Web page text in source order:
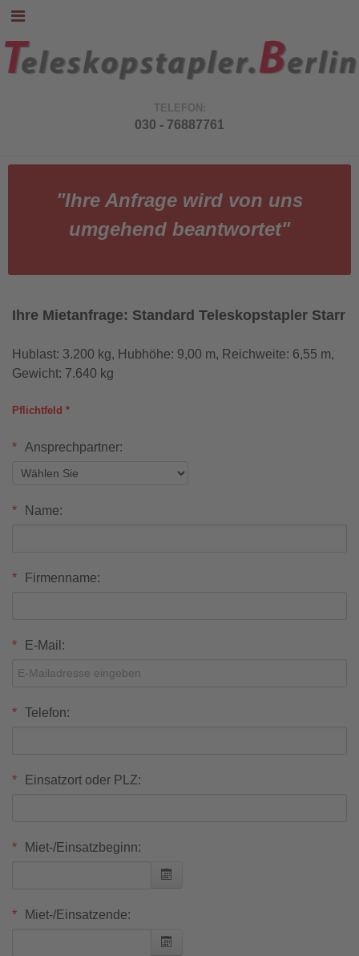
TELEFON:
030 - 76887761
"Ihre Anfrage wird von uns
umgehend beantwortet"
Ihre Mietanfrage: Standard Teleskopstapler Starr
Hublast: 3.200 kg, Hubhöhe: 9,00 m, Reichweite: 6,55 m,
Gewicht: 7.640 kg
Pflichtfeld *
Ansprechpartner:
Name:
Firmenname:
E-Mail:
Telefon:
Einsatzort oder PLZ:
Miet-/Einsatzbeginn:
Miet-/Einsatzende: